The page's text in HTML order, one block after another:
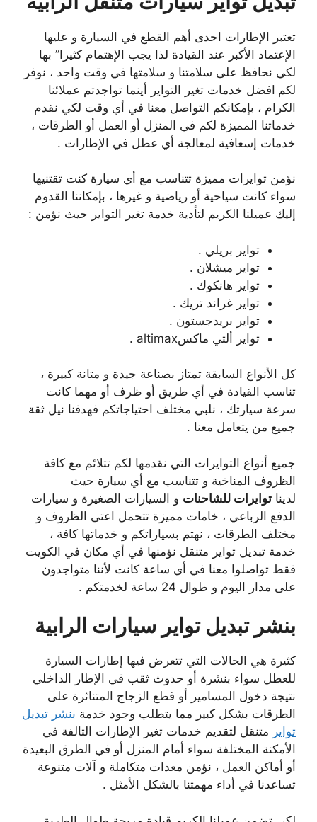
تعتبر الإطارات احدى أهم القطع في السيارة و عليها
الإعتماد الأكبر عند القيادة لذا يجب الإهتمام كثيرا” بها
لكي نحافظ على سلامتنا و سلامتها في وقت واحد ، نوفر
لكم افضل خدمات تغير التواير أينما تواجدتم عملائنا
الكرام ، بإمكانكم التواصل معنا في أي وقت لكي نقدم
خدماتنا المميزة لكم في المنزل أو العمل أو الطرقات ،
خدمات إسعافية لمعالجة أي عطل في الإطارات .
نؤمن توايرات مميزة تتناسب مع أي سيارة كنت تقتنيها
سواء كانت سياحية أو رياضية و غيرها ، بإمكاننا القدوم
إليك عميلنا الكريم لتأدية خدمة تغير التواير حيث نؤمن :
تواير بريلي .
تواير ميشلان .
تواير هانكوك .
تواير غراند تريك .
تواير بريدجستون .
تواير ألتي ماكسaltimax .
كل الأنواع السابقة تمتاز بصناعة جيدة و متانة كبيرة ،
تناسب القيادة في أي طريق أو ظرف أو مهما كانت
سرعة سيارتك ، نلبي مختلف احتياجاتكم فهدفنا نيل ثقة
جميع من يتعامل معنا .
جميع أنواع التوايرات التي نقدمها لكم تتلائم مع كافة
الظروف المناخية و تتناسب مع أي سيارة حيث
لدينا توايرات للشاحنات و السيارات الصغيرة و سيارات
الدفع الرباعي ، خامات مميزة تتحمل اعتى الظروف و
مختلف الطرقات ، نهتم بسياراتكم و خدماتها كافة ،
خدمة تبديل تواير متنقل نؤمنها في أي مكان في الكويت
فقط تواصلوا معنا في أي ساعة كانت لأننا متواجدون
على مدار اليوم و طوال 24 ساعة لخدمتكم .
بنشر تبديل تواير سيارات الرابية
كثيرة هي الحالات التي تتعرض فيها إطارات السيارة
للعطل سواء بنشرة أو حدوث ثقب في الإطار الداخلي
نتيجة دخول المسامير أو قطع الزجاج المتناثرة على
الطرقات بشكل كبير مما يتطلب وجود خدمة بنشر تبديل
تواير متنقل لتقديم خدمات تغير الإطارات التالفة في
الأمكنة المختلفة سواء أمام المنزل أو في الطرق البعيدة
أو أماكن العمل ، نؤمن معدات متكاملة و آلات متنوعة
تساعدنا في أداء مهمتنا بالشكل الأمثل .